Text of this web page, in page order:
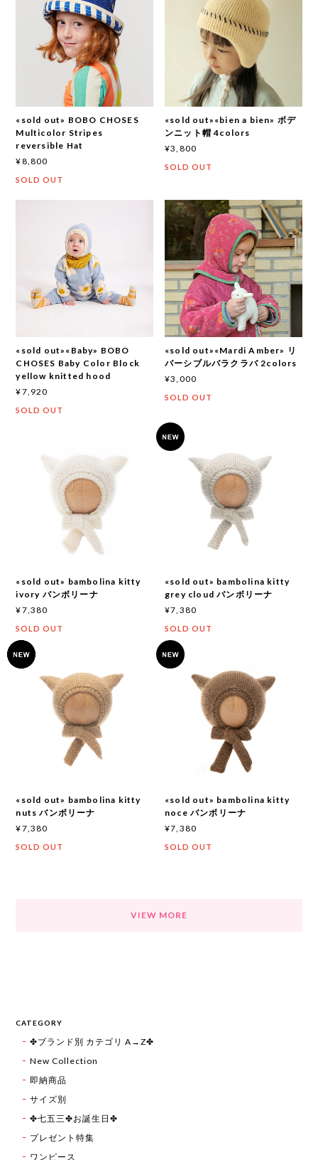
«sold out» BOBO CHOSES
Multicolor Stripes
reversible Hat
¥8,800
SOLD OUT
«sold out»«bien a bien» ボデ
ンニット帽 4colors
¥3,800
SOLD OUT
«sold out»«Baby» BOBO
CHOSES Baby Color Block
yellow knitted hood
¥7,920
SOLD OUT
«sold out»«Mardi Amber» リ
バーシブルバラクラバ 2colors
¥3,000
SOLD OUT
«sold out» bambolina kitty
ivory バンボリーナ
¥7,380
SOLD OUT
«sold out» bambolina kitty
grey cloud バンボリーナ
¥7,380
SOLD OUT
«sold out» bambolina kitty
nuts バンボリーナ
¥7,380
SOLD OUT
«sold out» bambolina kitty
noce バンボリーナ
¥7,380
SOLD OUT
VIEW MORE
CATEGORY
✤ブランド別 カテゴリ A→Z✤
New Collection
即納商品
サイズ別
✤七五三✤お誕生日✤
プレゼント特集
ワンピース